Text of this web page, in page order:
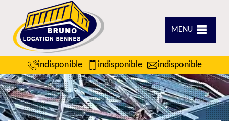
MENU
indisponible indisponible indisponible